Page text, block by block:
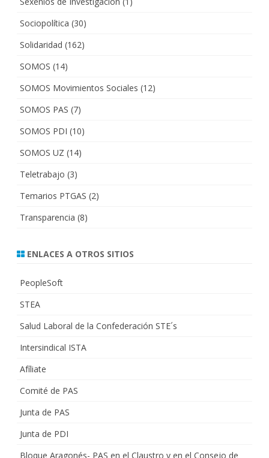
Sociopolítica (30)
Solidaridad (162)
SOMOS (14)
SOMOS Movimientos Sociales (12)
SOMOS PAS (7)
SOMOS PDI (10)
SOMOS UZ (14)
Teletrabajo (3)
Temarios PTGAS (2)
Transparencia (8)
ENLACES A OTROS SITIOS
PeopleSoft
STEA
Salud Laboral de la Confederación STE´s
Intersindical ISTA
Afíliate
Comité de PAS
Junta de PAS
Junta de PDI
Bloque Aragonés- PAS en el Claustro y en el Consejo de